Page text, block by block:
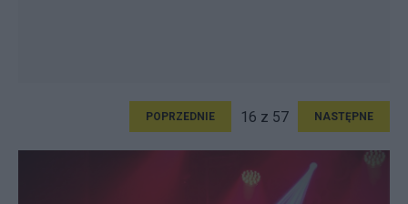
POPRZEDNIE 16 z 57 NASTĘPNE